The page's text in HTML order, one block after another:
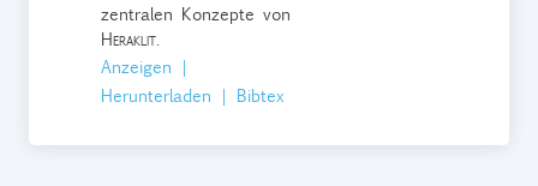
zentralen Konzepte von
Heraklit
Anzeigen |
Herunterladen | Bibtex